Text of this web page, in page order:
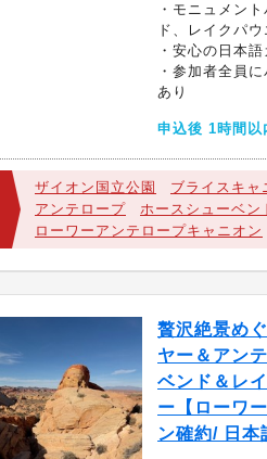
・モニュメン
ド、レイクパ
・安心の日本
・参加者全員
あり
申込後 1時間
ザイオン国立公園 ブライスキャ
アンテロープ
ホースシューベン
ローワーアンテロープキャニオン
贅沢絶景め
ヤー＆アン
ベンド＆レ
ー【ローワ
ン確約/ 日本